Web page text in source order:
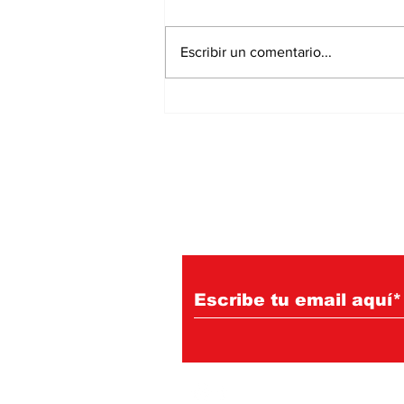
Escribir un comentario...